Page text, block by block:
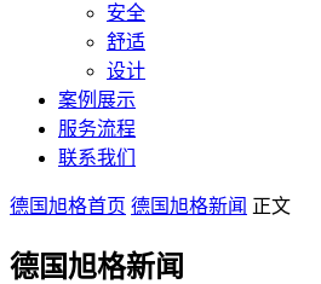
安全
舒适
设计
案例展示
服务流程
联系我们
德国旭格首页 德国旭格新闻 正文
德国旭格新闻